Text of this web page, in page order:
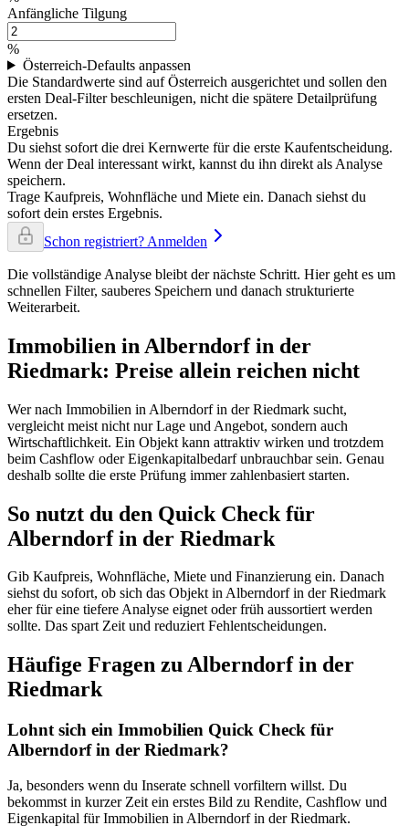
Anfängliche Tilgung
%
Österreich-Defaults anpassen
Die Standardwerte sind auf Österreich ausgerichtet und sollen den
ersten Deal-Filter beschleunigen, nicht die spätere Detailprüfung
ersetzen.
Ergebnis
Du siehst sofort die drei Kernwerte für die erste Kaufentscheidung.
Wenn der Deal interessant wirkt, kannst du ihn direkt als Analyse
speichern.
Trage Kaufpreis, Wohnfläche und Miete ein. Danach siehst du
sofort dein erstes Ergebnis.
Schon registriert? Anmelden
Die vollständige Analyse bleibt der nächste Schritt. Hier geht es um
schnellen Filter, sauberes Speichern und danach strukturierte
Weiterarbeit.
Immobilien in Alberndorf in der
Riedmark: Preise allein reichen nicht
Wer nach Immobilien in Alberndorf in der Riedmark sucht,
vergleicht meist nicht nur Lage und Angebot, sondern auch
Wirtschaftlichkeit. Ein Objekt kann attraktiv wirken und trotzdem
beim Cashflow oder Eigenkapitalbedarf unbrauchbar sein. Genau
deshalb sollte die erste Prüfung immer zahlenbasiert starten.
So nutzt du den Quick Check für
Alberndorf in der Riedmark
Gib Kaufpreis, Wohnfläche, Miete und Finanzierung ein. Danach
siehst du sofort, ob sich das Objekt in Alberndorf in der Riedmark
eher für eine tiefere Analyse eignet oder früh aussortiert werden
sollte. Das spart Zeit und reduziert Fehlentscheidungen.
Häufige Fragen zuAlberndorf in der
Riedmark
Lohnt sich ein Immobilien Quick Check für
Alberndorf in der Riedmark?
Ja, besonders wenn du Inserate schnell vorfiltern willst. Du
bekommst in kurzer Zeit ein erstes Bild zu Rendite, Cashflow und
Eigenkapital für Immobilien in Alberndorf in der Riedmark.